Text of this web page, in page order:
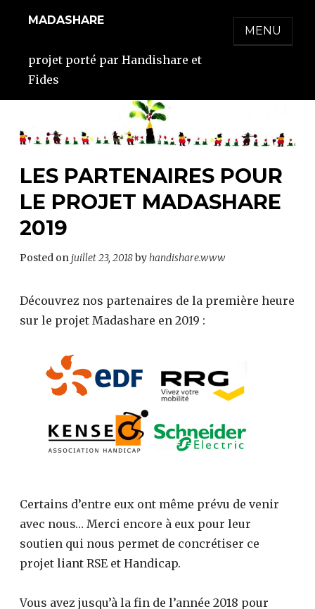
MADASHARE
projet porté par Handishare et
Fides
MENU
LES PARTENAIRES POUR
LE PROJET MADASHARE
2019
Posted on juillet 23, 2018byhandishare.www
Découvrez nos partenaires de la première heure
sur le projet Madashare en 2019 :
Certains d’entre eux ont même prévu de venir
avec nous… Merci encore à eux pour leur
soutien qui nous permet de concrétiser ce
projet liant RSE et Handicap.
Vous avez jusqu’à la fin de l’année 2018 pour